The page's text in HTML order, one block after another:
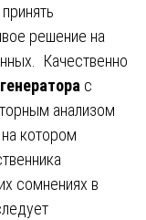
решение на
Качественно
с
анализом
котором
сомнениях в